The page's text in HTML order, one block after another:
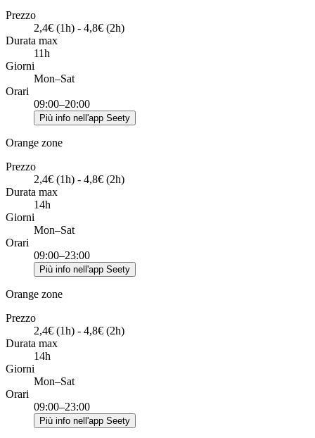
Prezzo
2,4€ (1h) - 4,8€ (2h)
Durata max
11h
Giorni
Mon–Sat
Orari
09:00–20:00
Più info nell'app Seety
Orange zone
Prezzo
2,4€ (1h) - 4,8€ (2h)
Durata max
14h
Giorni
Mon–Sat
Orari
09:00–23:00
Più info nell'app Seety
Orange zone
Prezzo
2,4€ (1h) - 4,8€ (2h)
Durata max
14h
Giorni
Mon–Sat
Orari
09:00–23:00
Più info nell'app Seety